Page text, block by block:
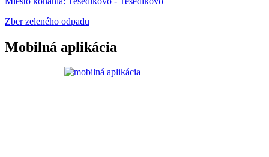
Zber zeleného odpadu
Mobilná aplikácia